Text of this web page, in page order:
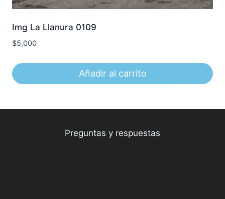
Img La Llanura 0109
$5,000
Añadir al carrito
Preguntas y respuestas